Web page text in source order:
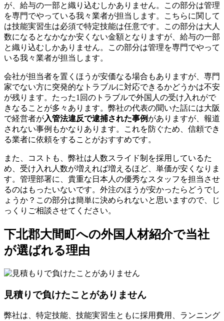
が、給与の一部と織り込むしかありません。この部分は管理
を専門でやっている我々業者が担当します。こちらに関して
は技能実習生は必須で特定技能は任意です。この部分は大人
数になるとなかなか安くない金額となりますが、給与の一部
と織り込むしかありません。この部分は管理を専門でやって
いる我々業者が担当します。
会社が担当者を置くほうが安価なる場合もありますが、専門
家でない方に突発的なトラブルに対応できるかどうかは不安
が残ります。たった1回のトラブルで外国人の受け入れがで
きなることが多々あります。弊社の代表の聞いた話には大阪
で経営者が入管法違反で逮捕された事例 がありますが、報道
されない事例もかなりあります。これを防ぐため、信頼でき
る業者に依頼をすることがおすすめです。
また、コストも、弊社は人数スライド制を採用しているた
め、受け入れ人数が増えれば増えるほど、単価が安くなりま
す。管理部署に、貴重な日本人の優秀なスタッフを担当させ
るのはもったいないです。外注のほうが安かったらどうでし
ょうか？この部分は簡単に決められないと思いますので、じ
っくりご相談させてください。
下北郡大間町への外国人材紹介で当社
が選ばれる理由
見積りで負けたことがありません
弊社は、特定技能、技能実習生ともに採用費用、ランニング